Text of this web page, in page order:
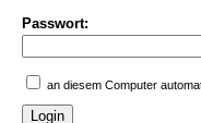
Passwort:
an diesem Computer